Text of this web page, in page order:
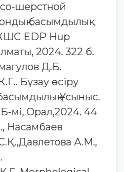
шерстной
басымдылық
EDP Hup
2024. 322 б.
Д.Б.
Бұзау өсіру
Ұсыныс.
мі, Орал,2024. 44
Насамбаев
А.М.,